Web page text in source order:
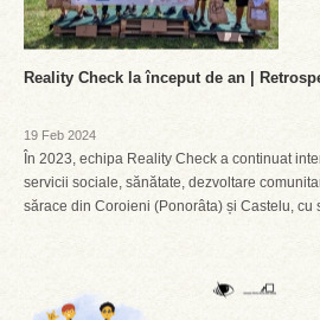
Reality Check la început de an |
19 Feb 2024
În 2023, echipa Reality Check a continuat
servicii sociale, sănătate, dezvoltare
sărace din Coroieni (Ponorâta) și Castelu, cu